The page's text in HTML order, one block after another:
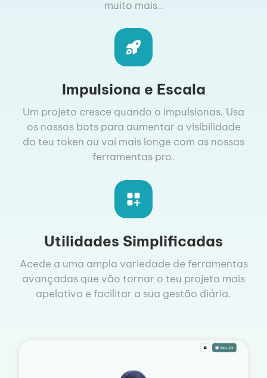
muito mais..
Impulsiona e Escala
Um projeto cresce quando o impulsionas. Usa
os nossos bots para aumentar a visibilidade
do teu token ou vai mais longe com as nossas
ferramentas pro.
Utilidades Simplificadas
Acede a uma ampla variedade de ferramentas
avançadas que vão tornar o teu projeto mais
apelativo e facilitar a sua gestão diária.